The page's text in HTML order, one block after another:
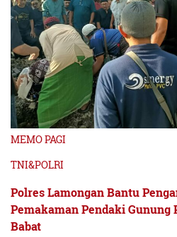
MEMO PAGI
TNI&POLRI
Polres Lamongan Bantu
Pemakaman Pendaki Gunung
Babat